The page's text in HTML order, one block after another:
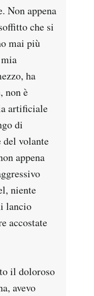
Non appena
che si
mai più
ha
non è
artificiale
di
del volante
appena
niente
lancio
accostate
il doloroso
avevo